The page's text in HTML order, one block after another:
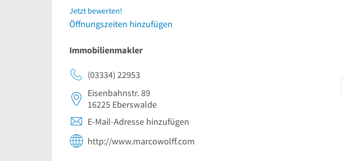
Jetzt bewerten!
Öffnungszeiten hinzufügen
Immobilienmakler
(03334) 22953
Eisenbahnstr. 89
16225 Eberswalde
E-Mail-Adresse hinzufügen
http://www.marcowolff.com